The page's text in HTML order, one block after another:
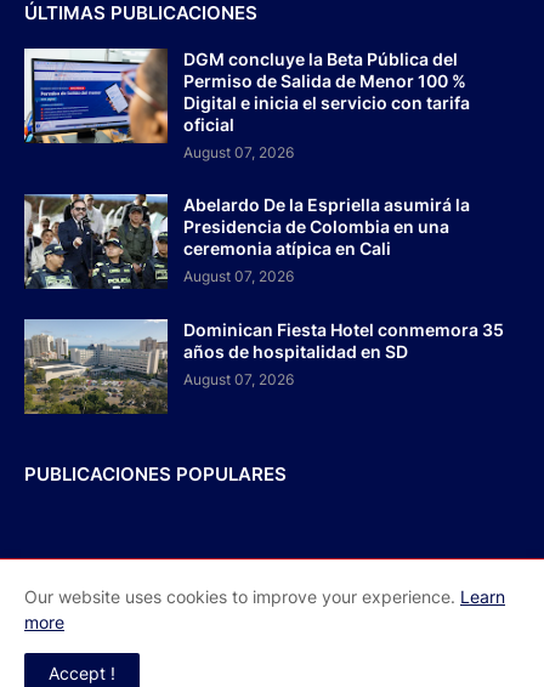
ÚLTIMAS PUBLICACIONES
DGM concluye la Beta Pública del
Permiso de Salida de Menor 100 %
Digital e inicia el servicio con tarifa
oficial
August 07, 2026
Abelardo De la Espriella asumirá la
Presidencia de Colombia en una
ceremonia atípica en Cali
August 07, 2026
Dominican Fiesta Hotel conmemora 35
años de hospitalidad en SD
August 07, 2026
PUBLICACIONES POPULARES
El Faro RD - Todos los derechos reservados 2026
Inicio Acerca de Nosotros
Contactos
Our website uses cookies to improve your experience. Learn
more
Accept !